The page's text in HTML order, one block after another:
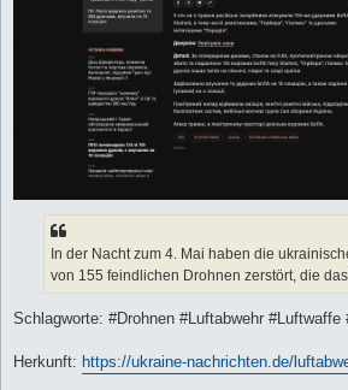
In der Nacht zum 4. Mai haben die
von 155 feindlichen Drohnen zerstört, die
Schlagworte: #Drohnen #Luftabwehr #Luftwaffe
Herkunft: https://ukraine-nachrichten.de/